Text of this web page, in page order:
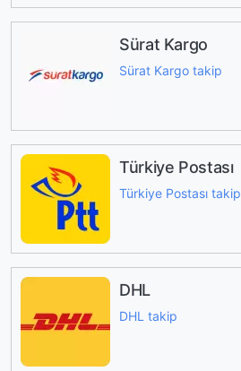
Sürat Kargo
Sürat Kargo takip
Türkiye Postası
Türkiye Postası takip
DHL
DHL takip